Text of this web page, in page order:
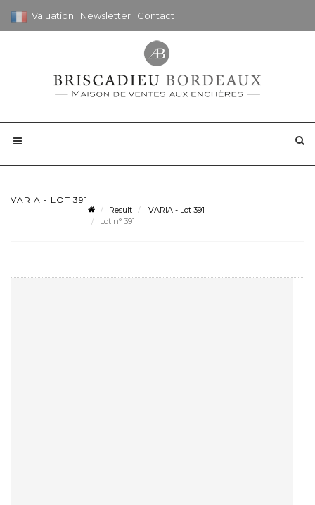
Valuation | Newsletter | Contact
VARIA - LOT 391
Result
VARIA - Lot 391
Lot n° 391